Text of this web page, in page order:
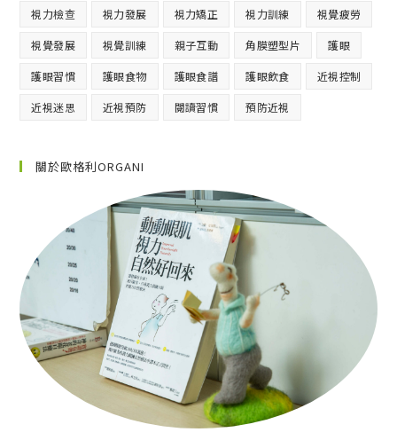
視力檢查 視力發展 視力矯正 視力訓練 視覺疲勞
視覺發展 視覺訓練 親子互動 角膜塑型片 護眼
護眼習慣 護眼食物 護眼食譜 護眼飲食 近視控制
近視迷思 近視預防 閱讀習慣 預防近視
關於歐格利ORGANI